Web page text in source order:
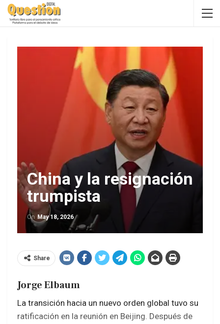
China y la resignación
trumpista
On May 18, 2026
Share
Jorge Elbaum
La transición hacia un nuevo orden global tuvo su
ratificación en la reunión en Beijing. Después de